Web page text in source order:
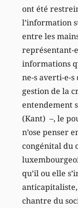
ont été
l’information
entre les
représentant-
informations
ne-s averti-e-
gestion de la
entendement
(Kant) –, le
n’ose penser
congénital du
qu’il ou elle
anticapitaliste,
chantre du